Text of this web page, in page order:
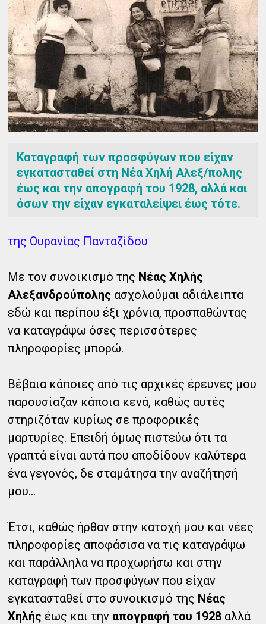
Καταγραφή των προσφύγων που είχαν
εγκατασταθεί στη Νέα Χηλή Αλεξ/πολης
έως και την απογραφή του 1928, αλλά και
όσων την είχαν εγκαταλείψει έως τότε.
της Ουρανίας Πανταζίδου
Με τον συνοικισμό της Νέας Χηλής
Αλεξανδρούπολης ασχολούμαι αδιάλειπτα
εδώ και περίπου έξι χρόνια, προσπαθώντας
να καταγράψω όσες περισσότερες
πληροφορίες μπορώ.
Βέβαια κάποιες από τις αρχικές έρευνες μου
παρουσίαζαν κάποια κενά, καθώς αυτές
στηριζόταν κυρίως σε προφορικές
μαρτυρίες. Επειδή όμως πιστεύω ότι τα
γραπτά είναι αυτά που αποδίδουν καλύτερα
ένα γεγονός, δε σταμάτησα την αναζήτησή
μου...
Έτσι, καθώς ήρθαν στην κατοχή μου και νέες
πληροφορίες αποφάσισα να τις καταγράψω
και παράλληλα να προχωρήσω και στην
καταγραφή των προσφύγων που είχαν
εγκατασταθεί στο συνοικισμό της Νέας
Χηλής έως και την απογραφή του 1928 αλλά